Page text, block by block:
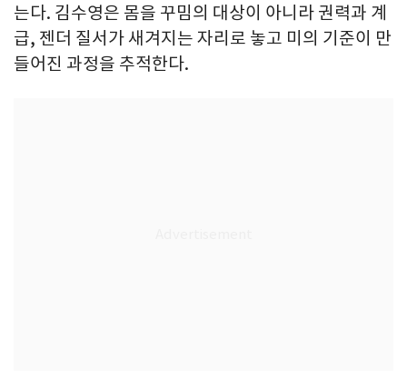
는다. 김수영은 몸을 꾸밈의 대상이 아니라 권력과 계
급, 젠더 질서가 새겨지는 자리로 놓고 미의 기준이 만
들어진 과정을 추적한다.